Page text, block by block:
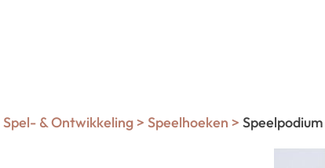
Spel- & Ontwikkeling > Speelhoeken >